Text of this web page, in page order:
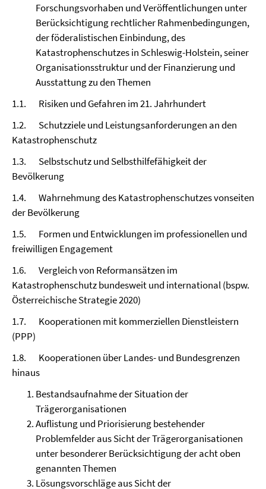
Forschungsvorhaben und Veröffentlichungen unter
Berücksichtigung rechtlicher Rahmenbedingungen,
der föderalistischen Einbindung, des
Katastrophenschutzes in Schleswig-Holstein, seiner
Organisationsstruktur und der Finanzierung und
Ausstattung zu den Themen
1.1. Risiken und Gefahren im 21. Jahrhundert
1.2. Schutzziele und Leistungsanforderungen an den
Katastrophenschutz
1.3. Selbstschutz und Selbsthilfefähigkeit der
Bevölkerung
1.4. Wahrnehmung des Katastrophenschutzes vonseiten
der Bevölkerung
1.5. Formen und Entwicklungen im professionellen und
freiwilligen Engagement
1.6. Vergleich von Reformansätzen im
Katastrophenschutz bundesweit und international (bspw.
Österreichische Strategie 2020)
1.7. Kooperationen mit kommerziellen Dienstleistern
(PPP)
1.8. Kooperationen über Landes- und Bundesgrenzen
hinaus
Bestandsaufnahme der Situation der
Trägerorganisationen
Auflistung und Priorisierung bestehender
Problemfelder aus Sicht der Trägerorganisationen
unter besonderer Berücksichtigung der acht oben
genannten Themen
Lösungsvorschläge aus Sicht der